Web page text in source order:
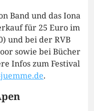
Band und das Iona
für 25 Euro im
und bei der RVB
sowie bei Bücher
Infos zum Festival
.